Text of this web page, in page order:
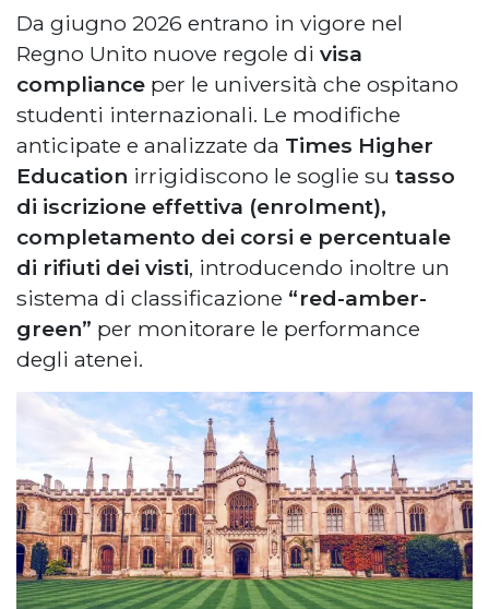
Da giugno 2026 entrano in vigore nel
Regno Unito nuove regole di visa
compliance per le università che ospitano
studenti internazionali. Le modifiche
anticipate e analizzate da Times Higher
Education irrigidiscono le soglie su tasso
di iscrizione effettiva (enrolment),
completamento dei corsi e percentuale
di rifiuti dei visti, introducendo inoltre un
sistema di classificazione “red-amber-
green” per monitorare le performance
degli atenei.